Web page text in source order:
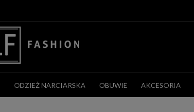
ODZIEŻ NARCIARSKA OBUWIE AKCESORIA